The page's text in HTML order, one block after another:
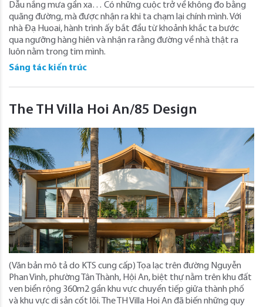
Dẫu nắng mưa gần xa… Có những cuộc trở về không đo bằng
quãng đường, mà được nhận ra khi ta chạm lại chính mình. Với
nhà Đạ Huoai, hành trình ấy bắt đầu từ khoảnh khắc ta bước
qua ngưỡng hàng hiên và nhận ra rằng đường về nhà thật ra
luôn nằm trong tim mình.
Sáng tác kiến trúc
The TH Villa Hoi An/85 Design
(Văn bản mô tả do KTS cung cấp) Tọa lạc trên đường Nguyễn
Phan Vinh, phường Tân Thành, Hội An, biệt thự nằm trên khu đất
ven biển rộng 360m2 gần khu vực chuyển tiếp giữa thành phố
và khu vực di sản cốt lõi. The TH Villa Hoi An đã biến những quy